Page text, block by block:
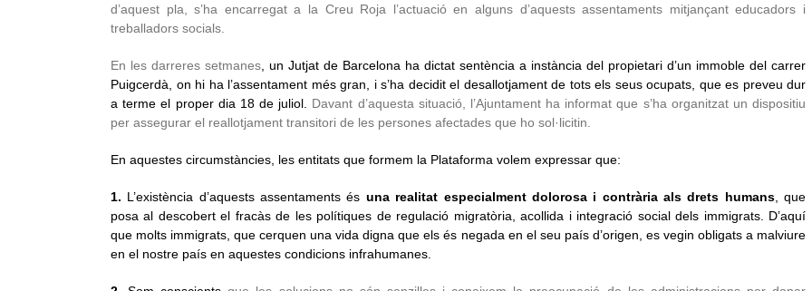
d’aquest pla, s’ha encarregat a la Creu Roja l’actuació en alguns d’aquests assentaments mitjançant educadors i
treballadors socials.
En les darreres setmanes , un Jutjat de Barcelona ha dictat sentència a instància del propietari d’un immoble del carrer
Puigcerdà, on hi ha l’assentament més gran, i s’ha decidit el desallotjament de tots els seus ocupats, que es preveu dur
a terme el proper dia 18 de juliol. Davant d’aquesta situació, l’Ajuntament ha informat que s’ha organitzat un dispositiu
per assegurar el reallotjament transitori de les persones afectades que ho sol·licitin.
En aquestes circumstàncies, les entitats que formem la Plataforma volem expressar que:
1. L’existència d’aquests assentaments és una realitat especialment dolorosa i contrària als drets humans, que
posa al descobert el fracàs de les polítiques de regulació migratòria, acollida i integració social dels immigrats. D’aquí
que molts immigrats, que cerquen una vida digna que els és negada en el seu país d’origen, es vegin obligats a malviure
en el nostre país en aquestes condicions infrahumanes.